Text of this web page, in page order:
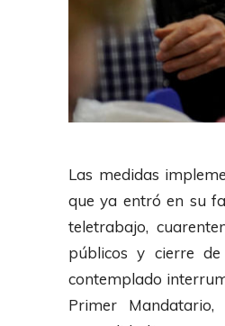
Las medidas
que ya entró en su
teletrabajo,
públicos y cierre
contemplado
Primer